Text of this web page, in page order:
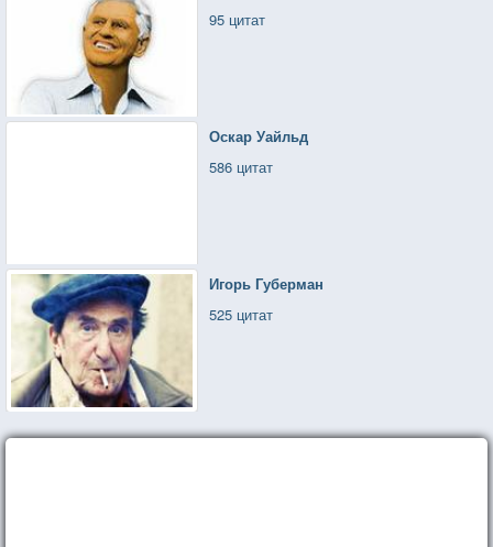
95 цитат
Оскар Уайльд
586 цитат
Игорь Губерман
525 цитат